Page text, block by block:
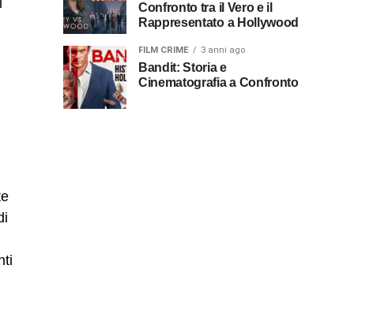
Confronto tra il Vero e il
Rappresentato a Hollywood
FILM CRIME 3 anni ago
Bandit: Storia e
Cinematografia a Confronto